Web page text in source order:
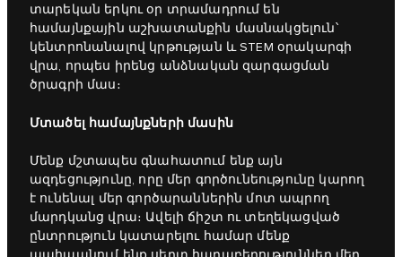
տարեկան երկու օր տրամադրում են
համայնքային աշխատանքին մասնակցելուն՝
կենտրոնանալով կրթության և STEM օրակարգի
վրա, որպես իրենց անձնական զարգացման
ծրագրի մաս։
Մտածել համայնքների մասին
Մենք մշտապես գնահատում ենք այն
ազդեցությունը, որը մեր գործունեությունը կարող
է ունենալ մեր գործարաններին մոտ ապրող
մարդկանց վրա։ Ավելի ճիշտ ու տեղեկացված
ընտրություն կատարելու համար մենք